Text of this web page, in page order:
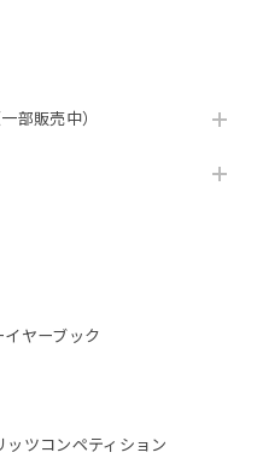
部販売中）
ヤーブック
ツコンペティション